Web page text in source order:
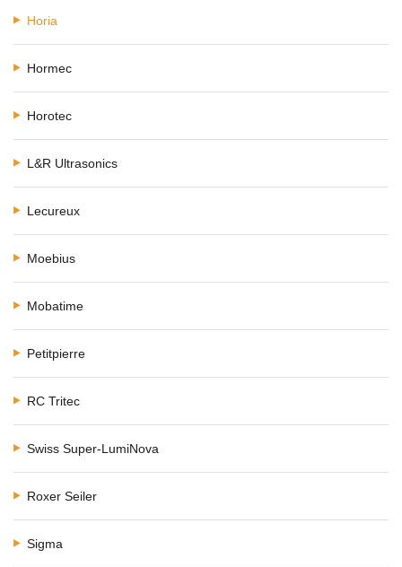
Horia
Hormec
Horotec
L&R Ultrasonics
Lecureux
Moebius
Mobatime
Petitpierre
RC Tritec
Swiss Super-LumiNova
Roxer Seiler
Sigma